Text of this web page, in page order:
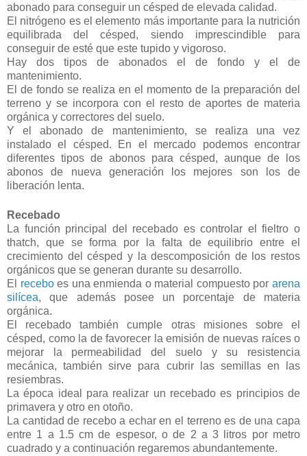
abonado para conseguir un césped de elevada calidad.
El nitrógeno es el elemento más importante para la nutrición
equilibrada del césped, siendo imprescindible para
conseguir de esté que este tupido y vigoroso.
Hay dos tipos de abonados el de fondo y el de
mantenimiento.
El de fondo se realiza en el momento de la preparación del
terreno y se incorpora con el resto de aportes de materia
orgánica y correctores del suelo.
Y el abonado de mantenimiento, se realiza una vez
instalado el césped. En el mercado podemos encontrar
diferentes tipos de abonos para césped, aunque de los
abonos de nueva generación los mejores son los de
liberación lenta.
Recebado
La función principal del recebado es controlar el fieltro o
thatch, que se forma por la falta de equilibrio entre el
crecimiento del césped y la descomposición de los restos
orgánicos que se generan durante su desarrollo.
El receboes una enmienda o material compuesto porarena
silícea, que además posee un porcentaje de materia
orgánica.
El recebado también cumple otras misiones sobre el
césped, como la de favorecer la emisión de nuevas raíces o
mejorar la permeabilidad del suelo y su resistencia
mecánica, también sirve para cubrir las semillas en las
resiembras.
La época ideal para realizar un recebado es principios de
primavera y otro en otoño.
La cantidad de recebo a echar en el terreno es de una capa
entre 1 a 1.5 cm de espesor, o de 2 a 3 litros por metro
cuadrado y a continuación regaremos abundantemente.